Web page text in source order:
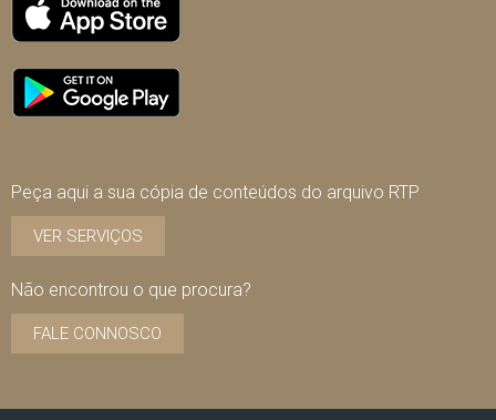
Peça aqui a sua cópia de conteúdos do arquivo RTP
VER SERVIÇOS
Não encontrou o que procura?
FALE CONNOSCO